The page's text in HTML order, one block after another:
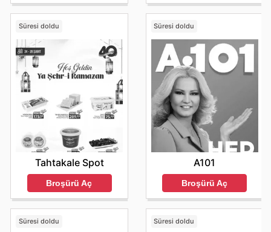
Süresi doldu
Tahtakale Spot
Broşürü Aç
Süresi doldu
A101
Broşürü Aç
Süresi doldu Süresi doldu